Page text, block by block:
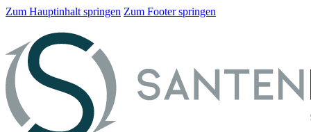
Zum Hauptinhalt springen Zum Footer springen